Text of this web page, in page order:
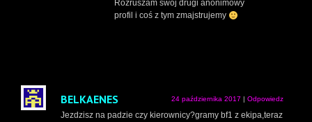
Rozruszam swój drugi anonimowy
profil i coś z tym zmajstrujemy
BELKAENES 24 października 2017 Odpowiedz
Jezdzisz na padzie czy kierownicy?gramy bf1 z ekipa,teraz